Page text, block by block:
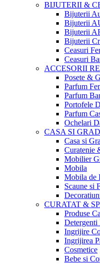
BIJUTERII &
Bijuterii
Bijuterii
Bijuterii
Bijuterii
Ceasuri
Ceasuri
ACCESORII
Posete &
Parfum
Parfum
Portofele
Parfum
Ochelari
CASA SI
Casa si
Curatenie
Mobilier
Mobila
Mobila de
Scaune si
CURATAT &
Produse
Detergenti
Ingrijire
Ingrijirea
Cosmetice
Bebe si